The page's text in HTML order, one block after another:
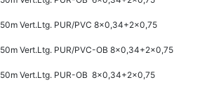
50m Vert.Ltg. PUR/PVC 8x0,34+2x0,75
50m Vert.Ltg. PUR/PVC-OB 8x0,34+2x0,75
50m Vert.Ltg. PUR-OB 8x0,34+2x0,75